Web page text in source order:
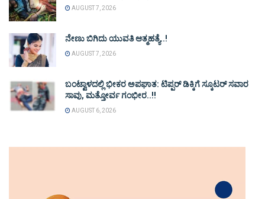
AUGUST 7, 2026
ನೇಣು ಬಿಗಿದು ಯುವತಿ ಆತ್ಮಹತ್ಯೆ..!
AUGUST 7, 2026
ಬಂಟ್ವಾಳದಲ್ಲಿ ಭೀಕರ ಅಪಘಾತ: ಟಿಪ್ಪರ್ ಡಿಕ್ಕಿಗೆ ಸ್ಕೂಟರ್ ಸವಾರ
ಸಾವು, ಮತ್ತೋರ್ವ ಗಂಭೀರ..!!
AUGUST 6, 2026